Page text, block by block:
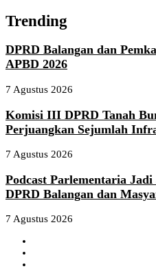
Trending
DPRD Balangan dan
APBD 2026
7 Agustus 2026
Komisi III DPRD Tanah
Perjuangkan Sejumlah
7 Agustus 2026
Podcast Parlementaria
DPRD Balangan dan
7 Agustus 2026